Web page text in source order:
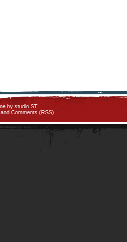
by studio ST
and Comments (RSS)